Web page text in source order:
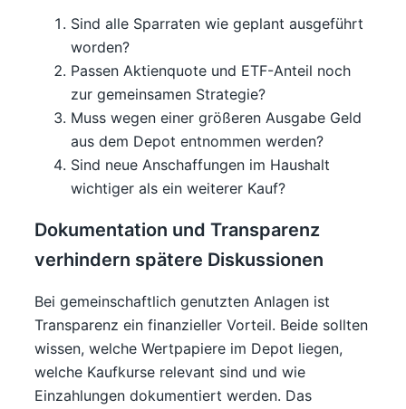
Sind alle Sparraten wie geplant ausgeführt
worden?
Passen Aktienquote und ETF-Anteil noch
zur gemeinsamen Strategie?
Muss wegen einer größeren Ausgabe Geld
aus dem Depot entnommen werden?
Sind neue Anschaffungen im Haushalt
wichtiger als ein weiterer Kauf?
Dokumentation und Transparenz
verhindern spätere Diskussionen
Bei gemeinschaftlich genutzten Anlagen ist
Transparenz ein finanzieller Vorteil. Beide sollten
wissen, welche Wertpapiere im Depot liegen,
welche Kaufkurse relevant sind und wie
Einzahlungen dokumentiert werden. Das